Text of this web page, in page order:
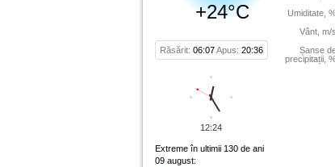
+24°C
Răsărit: 06:07Apus: 20:36
Umiditate,
Vânt, m/s
Șanse
precipitații,
Extreme în ultimii 130 de ani
09 august:
12:24